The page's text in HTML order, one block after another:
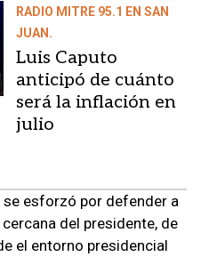
RADIO MITRE 95.1 EN SAN
JUAN.
Luis Caputo
anticipó de cuánto
será la inflación en
julio
se esforzó por defender a
del presidente, de
el entorno presidencial